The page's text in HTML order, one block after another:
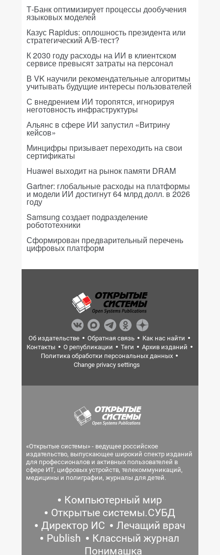
Т-Банк оптимизирует процессы дообучения
языковых моделей
Казус Rapidus: оплошность президента или
стратегический A/B-тест?
К 2030 году расходы на ИИ в клиентском
сервисе превысят затраты на персонал
В VK научили рекомендательные алгоритмы
учитывать будущие интересы пользователей
С внедрением ИИ торопятся, игнорируя
неготовность инфраструктуры
Альянс в сфере ИИ запустил «Витрину
кейсов»
Минцифры призывает переходить на свои
сертификаты
Huawei выходит на рынок памяти DRAM
Gartner: глобальные расходы на платформы
и модели ИИ достигнут 64 млрд долл. в 2026
году
Samsung создает подразделение
робототехники
Сформирован предварительный перечень
цифровых платформ
Об издательстве Обратная связь
Как нас найти
Контакты
О републикации Теги
Архив изданий
Политика обработки персональных данных
Change privacy settings
«Открытые системы» - ведущее российское
издательство, выпускающее широкий спектр изданий
для профессионалов и активных пользователей в
сфере ИТ, цифровых устройств, телекоммуникаций,
медицины и полиграфии, журналы для детей.
Компьютерный мир
Открытые системы.СУБД
Директор ИС
Лечащий врач
Publish
Классный журнал
Понимашка